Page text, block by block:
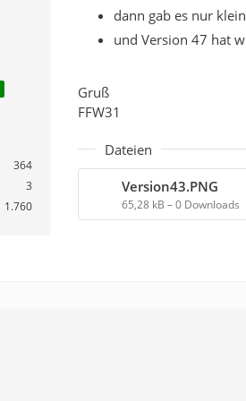
364
3
1.760
dann gab es nur
und Version 47 hat
Gruß
FFW31
Dateien
Version43.PNG
65,28 kB – 0 Downloads